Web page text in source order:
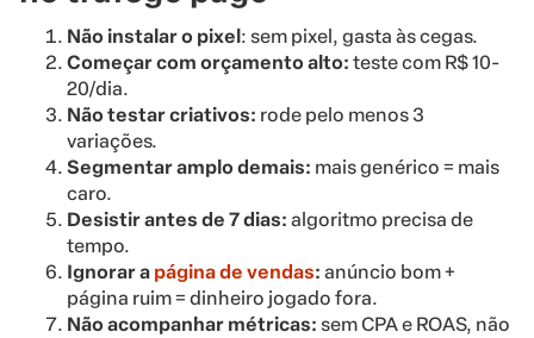
Não instalar o pixel : sem pixel, gasta às cegas.
Começar com orçamento alto: teste com R$ 10-
20/dia.
Não testar criativos: rode pelo menos 3
variações.
Segmentar amplo demais: mais genérico = mais
caro.
Desistir antes de 7 dias: algoritmo precisa de
tempo.
Ignorar a página de vendas: anúncio bom +
página ruim = dinheiro jogado fora.
Não acompanhar métricas: sem CPA e ROAS, não